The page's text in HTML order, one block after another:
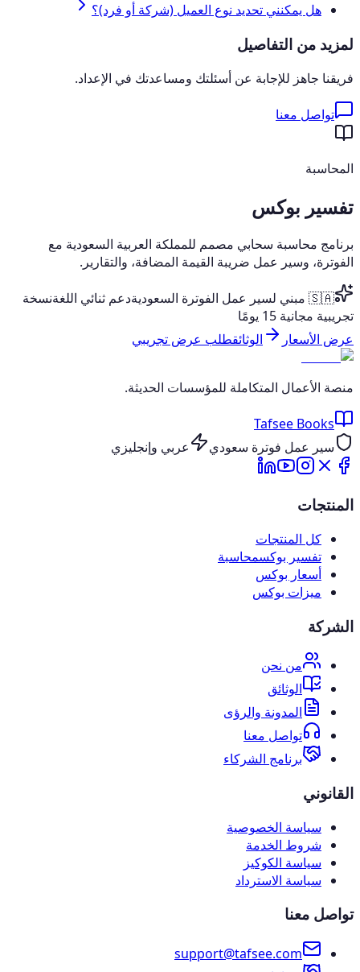
هل يمكنني تحديد نوع العميل (شركة أو فرد)؟
لمزيد من التفاصيل
فريقنا جاهز للإجابة عن أسئلتك ومساعدتك في الإعداد.
تواصل معنا
المحاسبة
تفسير بوكس
برنامج محاسبة سحابي مصمم للمملكة العربية السعودية مع
الفوترة، وسير عمل ضريبة القيمة المضافة، والتقارير.
🇸🇦 مبني لسير عمل الفوترة السعودية دعم ثنائي اللغةنسخة
تجريبية مجانية 15 يومًا
عرض الأسعار
الوثائقطلب عرض تجريبي
منصة الأعمال المتكاملة للمؤسسات الحديثة.
Tafsee Books
سير عمل فوترة سعودي
عربي وإنجليزي
المنتجات
كل المنتجات
تفسير بوكسمحاسبة
أسعار بوكس
ميزات بوكس
الشركة
من نحن
الوثائق
المدونة والرؤى
تواصل معنا
برنامج الشركاء
القانوني
سياسة الخصوصية
شروط الخدمة
سياسة الكوكيز
سياسة الاسترداد
تواصل معنا
support@tafsee.com